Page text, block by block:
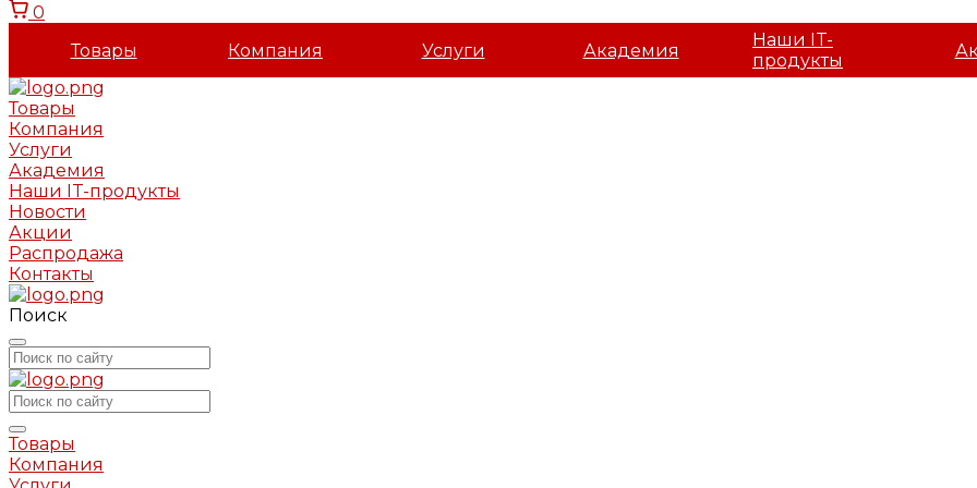
0
Товары
Компания Услуги Академия
Наши IT-
продукты
Товары
Компания
Услуги
Академия
Наши IT-продукты
Новости
Акции
Распродажа
Контакты
Поиск
Товары
Компания